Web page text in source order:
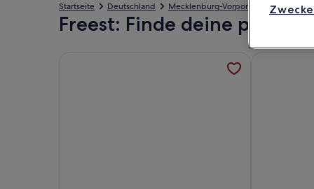
Startseite Deutschland Mecklenburg-Vorpommern
Freest: Finde deine